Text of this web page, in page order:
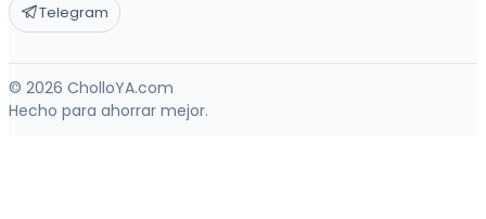
Telegram
© 2026 CholloYA.com
Hecho para ahorrar mejor.